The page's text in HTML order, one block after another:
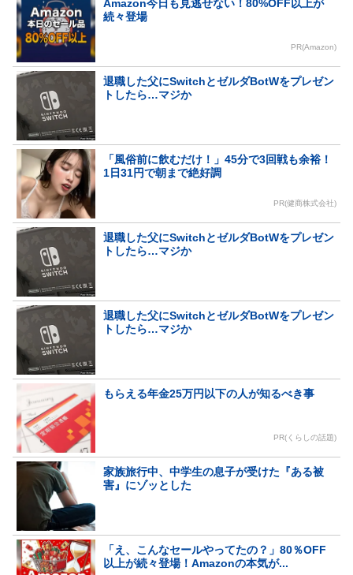
Amazon今日も見逃せない！80%OFF以上が
続々登場
PR(Amazon)
退職した父にSwitchとゼルダBotWをプレゼン
トしたら…マジか
「風俗前に飲むだけ！」45分で3回戦も余裕！
1日31円で朝まで絶好調
PR(健商株式会社)
退職した父にSwitchとゼルダBotWをプレゼン
トしたら…マジか
退職した父にSwitchとゼルダBotWをプレゼン
トしたら…マジか
もらえる年金25万円以下の人が知るべき事
PR(くらしの話題)
家族旅行中、中学生の息子が受けた『ある被
害』にゾッとした
「え、こんなセールやってたの？」80％OFF
以上が続々登場！Amazonの本気が...